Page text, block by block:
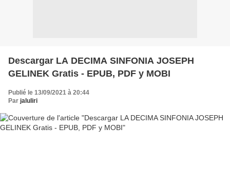
Descargar LA DECIMA SINFONIA JOSEPH
GELINEK Gratis - EPUB, PDF y MOBI
Publié le 13/09/2021 à 20:44
Par jaluliri